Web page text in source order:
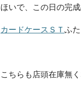
ほいで、この日の完
カードケースＳＴふ
こちらも店頭在庫無